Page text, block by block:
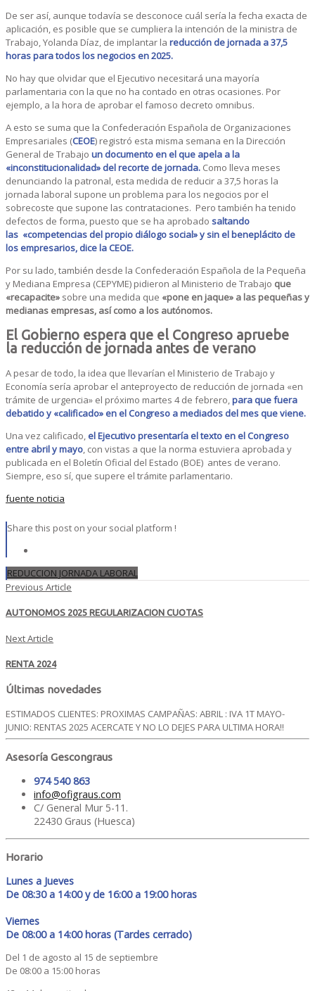
De ser así, aunque todavía se desconoce cuál sería la fecha exacta de
aplicación, es posible que se cumpliera la intención de la ministra de
Trabajo, Yolanda Díaz, de implantar la reducción de jornada a 37,5
horas para todos los negocios en 2025.
No hay que olvidar que el Ejecutivo necesitará una mayoría
parlamentaria con la que no ha contado en otras ocasiones. Por
ejemplo, a la hora de aprobar el famoso decreto omnibus.
A esto se suma que la Confederación Española de Organizaciones
Empresariales (CEOE) registró esta misma semana en la Dirección
General de Trabajo un documento en el que apela a la
«inconstitucionalidad» del recorte de jornada. Como lleva meses
denunciando la patronal, esta medida de reducir a 37,5 horas la
jornada laboral supone un problema para los negocios por el
sobrecoste que supone las contrataciones. Pero también ha tenido
defectos de forma, puesto que se ha aprobado saltando
las «competencias del propio diálogo social» y sin el beneplácito de
los empresarios, dice la CEOE.
Por su lado, también desde la Confederación Española de la Pequeña
y Mediana Empresa (CEPYME) pidieron al Ministerio de Trabajo que
«recapacite» sobre una medida que «pone en jaque» a las pequeñas y
medianas empresas, así como a los autónomos.
El Gobierno espera que el Congreso apruebe
la reducción de jornada antes de verano
A pesar de todo, la idea que llevarían el Ministerio de Trabajo y
Economía sería aprobar el anteproyecto de reducción de jornada «en
trámite de urgencia» el próximo martes 4 de febrero,para que fuera
debatido y «calificado» en el Congreso a mediados del mes que viene.
Una vez calificado, el Ejecutivo presentaría el texto en el Congreso
entre abril y mayo, con vistas a que la norma estuviera aprobada y
publicada en el Boletín Oficial del Estado (BOE) antes de verano.
Siempre, eso sí, que supere el trámite parlamentario.
fuente noticia
Share this post on your social platform !
REDUCCION JORNADA LABORAL
Previous Article
AUTONOMOS 2025 REGULARIZACION CUOTAS
Next Article
RENTA 2024
Últimas novedades
ESTIMADOS CLIENTES: PROXIMAS CAMPAÑAS: ABRIL : IVA 1T MAYO-
JUNIO: RENTAS 2025 ACERCATE Y NO LO DEJES PARA ULTIMA HORA!!
Asesoría Gescongraus
974 540 863
info@ofigraus.com
C/ General Mur 5-11.
22430 Graus (Huesca)
Horario
Lunes a Jueves
De 08:30 a 14:00 y de 16:00 a 19:00 horas
Viernes
De 08:00 a 14:00 horas (Tardes cerrado)
Del 1 de agosto al 15 de septiembre
De 08:00 a 15:00 horas